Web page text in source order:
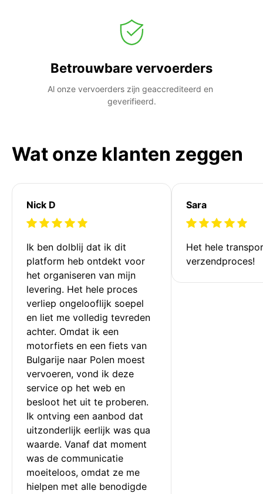
Betrouwbare vervoerders
Al onze vervoerders zijn geaccrediteerd en
geverifieerd.
Wat onze klanten zeggen
Nick D
Ik ben dolblij dat ik dit
platform heb ontdekt voor
het organiseren van mijn
levering. Het hele proces
verliep ongelooflijk soepel
en liet me volledig tevreden
achter. Omdat ik een
motorfiets en een fiets van
Bulgarije naar Polen moest
vervoeren, vond ik deze
service op het web en
besloot het uit te proberen.
Ik ontving een aanbod dat
uitzonderlijk eerlijk was qua
waarde. Vanaf dat moment
was de communicatie
moeiteloos, omdat ze me
hielpen met alle benodigde
Sara
Het hele
verzendproces!